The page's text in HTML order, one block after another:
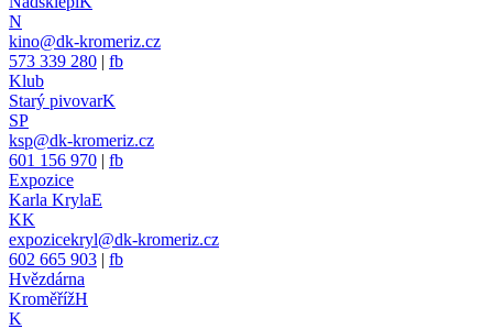
N
kino@dk-kromeriz.cz
573 339 280 | fb
Klub
Starý pivovarK
SP
ksp@dk-kromeriz.cz
601 156 970 | fb
Expozice
Karla KrylaE
KK
expozicekryl@dk-kromeriz.cz
602 665 903 | fb
Hvězdárna
KroměřížH
K